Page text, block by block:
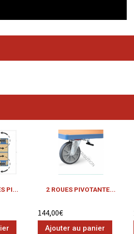
PI... 2 ROUES PIVOTANTE...
144,00€
Ajouter au panier